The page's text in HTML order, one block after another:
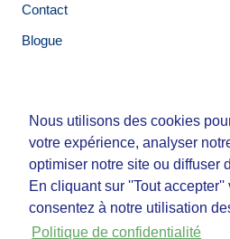
Nous utilisons des cookies
votre expérience, analyser
optimiser notre site ou diffuser
En cliquant sur ''Tout accepter''
consentez à notre utilisation
Politique de confidentialité
Nous utilisons des cookies
votre expérience, analyser
optimiser notre site ou diffuser
En cliquant sur ''Tout accepter''
consentez à notre utilisation
Politique de confidentialité
Contact
Blogue
© Tirigolo et
Fait parThird